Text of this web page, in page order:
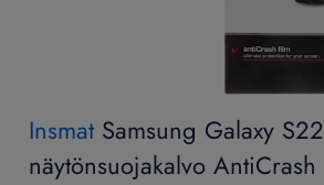
Insmat Samsung Galaxy
näytönsuojakalvo AntiCrash